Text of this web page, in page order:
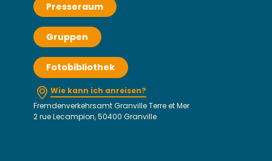
Presseraum
Gruppen
Fotobibliothek
Wie kann ich anreisen?
Fremdenverkehrsamt Granville Terre et Mer
2 rue Lecampion, 50400 Granville